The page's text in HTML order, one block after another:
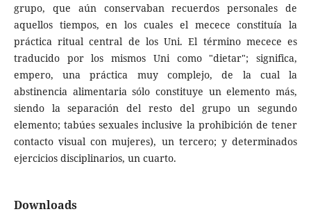
grupo, que aún conservaban recuerdos personales de
aquellos tiempos, en los cuales el mecece constituía la
práctica ritual central de los Uni. El término mecece es
traducido por los mismos Uni como "dietar"; significa,
empero, una práctica muy complejo, de la cual la
abstinencia alimentaria sólo constituye un elemento más,
siendo la separación del resto del grupo un segundo
elemento; tabúes sexuales inclusive la prohibición de tener
contacto visual con mujeres), un tercero; y determinados
ejercicios disciplinarios, un cuarto.
Downloads